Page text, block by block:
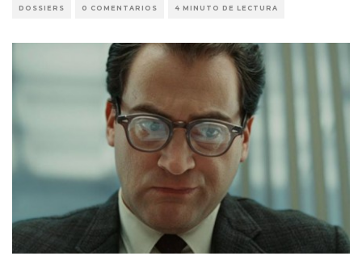
DOSSIERS 0 COMENTARIOS 4 MINUTO DE LECTURA